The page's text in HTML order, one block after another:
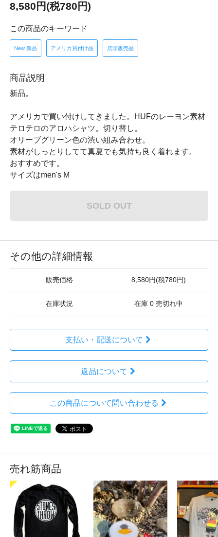
8,580円(税780円)
この商品のキーワード
New 新品 アメリカ買付け品 店頭販売品
商品説明
新品。
アメリカで買い付けしてきました。HUFのレーヨン素材
テロテロのアロハシャツ。切り替し。
オリーブグリーン色の渋い組み合わせ。
素材がしっとりしてて真夏でも気持ち良く着れます。
おすすめです。
サイズはmen's M
SOLD OUT
その他の詳細情報
販売価格 8,580円(税780円)
在庫状況 在庫 0 売切れ中
支払い・配送について
返品について
この商品について問い合わせる
売れ筋商品